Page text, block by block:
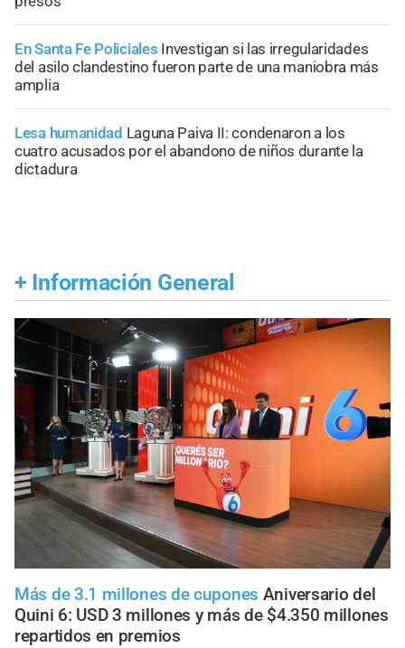
En Santa Fe Policiales Investigan si las irregularidades
del asilo clandestino fueron parte de una maniobra más
amplia
Lesa humanidad Laguna Paiva II: condenaron a los
cuatro acusados por el abandono de niños durante la
dictadura
+ Información General
Más de 3.1 millones de cupones Aniversario del
Quini 6: USD 3 millones y más de $4.350 millones
repartidos en premios